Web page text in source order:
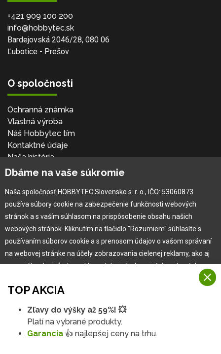
+421 909 100 200
info@hobbytec.sk
Bardejovská 2046/28, 080 06
Ľubotice - Prešov
O spoločnosti
Ochranná známka
Vlastná výroba
Náš Hobbytec tím
Kontaktné údaje
Naša história
Kariéra
Pre zákazníka
Garancia najlepšej ceny
Užívateľský manuál
Obchodné podmienky
Zákazník & partner
Novinky
TOP AKCIA
Zľavy do výšky až 59%! 💥
Platí na vybrané produkty.
Garancia 👍 najlepšej ceny na trhu.
Dbáme na vaše súkromie
Naša spoločnosť HOBBYTEC Slovensko s. r. o., IČO: 53060873
používa súbory cookie na zabezpečenie funkčnosti webových
stránok a s vaším súhlasom na prispôsobenie obsahu našich
webových stránok. Kliknutím na tlačidlo "Rozumiem" súhlasíte s
používaním súborov cookie a s prenosom údajov o vašom správaní
na webovej stránke na účely zobrazovania cielenej reklamy, ako aj
na sociálnych sieťach a reklamných sieťach na iných webových
Viac informácií
Na našich webových stránkach používame niekoľko kategórií
Rozumiem